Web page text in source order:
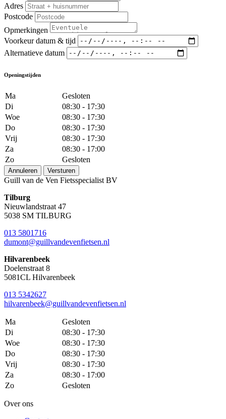
Adres
Postcode
Opmerkingen
Voorkeur datum & tijd
Alternatieve datum
Openingstijden
Ma
Gesloten
Di
08:30 - 17:30
Woe
08:30 - 17:30
Do
08:30 - 17:30
Vrij
08:30 - 17:30
Za
08:30 - 17:00
Zo
Gesloten
Annuleren Versturen
Guill van de Ven Fietsspecialist BV
Tilburg
Nieuwlandstraat 47
5038 SM TILBURG
013 5801716
dumont@guillvandevenfietsen.nl
Hilvarenbeek
Doelenstraat 8
5081CL Hilvarenbeek
013 5342627
hilvarenbeek@guillvandevenfietsen.nl
Ma
Gesloten
Di
08:30 - 17:30
Woe
08:30 - 17:30
Do
08:30 - 17:30
Vrij
08:30 - 17:30
Za
08:30 - 17:00
Zo
Gesloten
Over ons